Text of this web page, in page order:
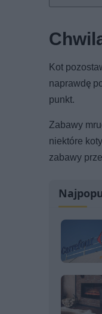
Kot
naprawdę
punkt.
Zabawy
niektóre
zabawy